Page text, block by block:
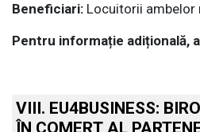
Beneficiari: Locuitorii ambelor
Pentru informație adițională,
VIII. EU4BUSINESS: